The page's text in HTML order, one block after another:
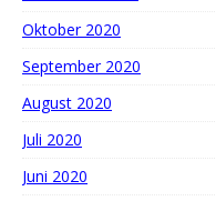
Oktober 2020
September 2020
August 2020
Juli 2020
Juni 2020